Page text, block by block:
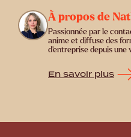
À propos de
Passionnée par le
anime et diffuse des
d’entreprise depuis une
En savoir plus